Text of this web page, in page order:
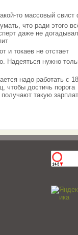
то массовый свист
что ради этого
даже не
и токаев не отстает
Надеяться нужно
надо работать с
чтобы достичь порога
такую